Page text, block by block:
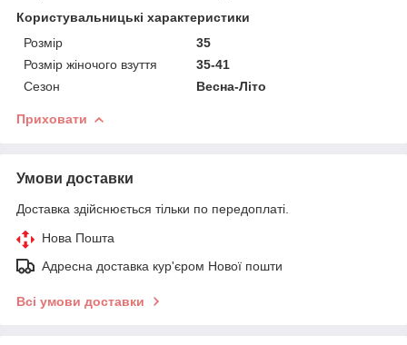
Користувальницькі характеристики
Розмір
35
Розмір жіночого взуття
35-41
Сезон
Весна-Літо
Приховати
Умови доставки
Доставка здійснюється тільки по передоплаті.
Нова Пошта
Адресна доставка кур'єром Нової пошти
Всі умови доставки